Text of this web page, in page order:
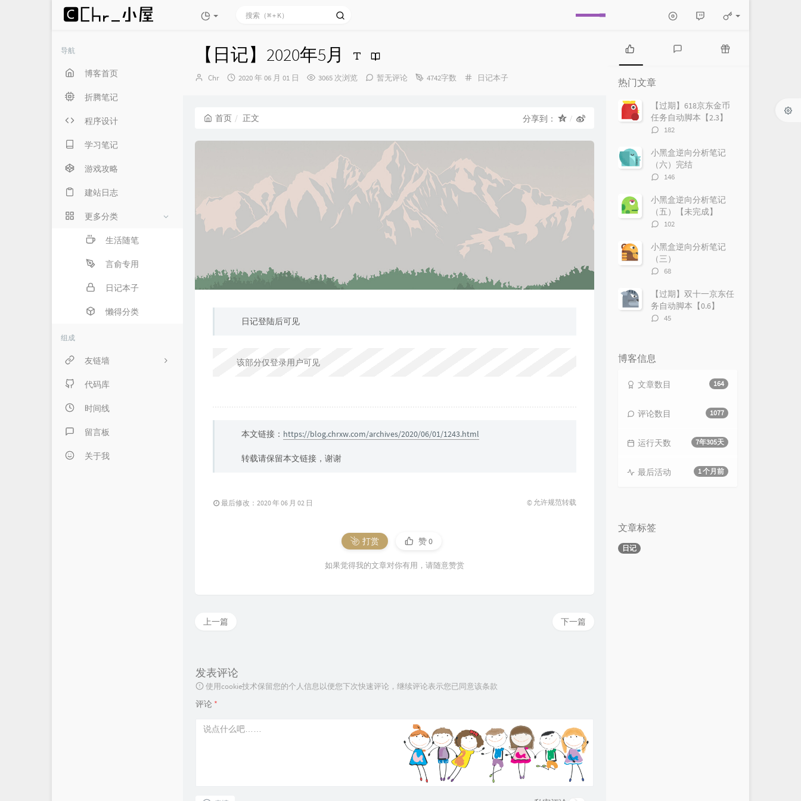
导航
博客首页
折腾笔记
程序设计
学习笔记
游戏攻略
建站日志
更多分类
生活随笔
言俞专用
日记本子
懒得分类
组成
友链墙
内页链接 & 友链申请
FANTASY博客
伍言Blog
Albert's Blog
代码库
时间线
留言板
关于我
【日记】2020年5月
博
Chr
发
2020 年 06 月 01 日 3065 次浏览 暂无评论 4742字数
分
日记本子
首页 正文 分享到：
日记登陆后可见
该部分仅登录用户可见
本文链接： https://blog.chrxw.com/archives/2020/06/01/1243.html
转载请保留本文链接，谢谢
最后修改：2020 年 06 月 02 日 © 允许规范转载
打赏 赞0
如果觉得我的文章对你有用，请随意赞赏
下一篇
上一篇
发表评论
使用cookie技术保留您的个人信息以便您下次快速评论，继续评论表示您已同意该条款
评论 *
热
门
文
章
论
章
热门文章
【过期】618京东金币
任务自动脚本【2.3】
评
数：
182
小黑盒逆向分析笔记
（六）完结
评
数：
146
小黑盒逆向分析笔记
（五）【未完成】
评
数：
102
小黑盒逆向分析笔记
（三）
评
数：
68
【过期】双十一京东任
务自动脚本【0.6】
评
45
博客信息
164
文章数目
1077
评论数目
7年305天
运行天数
1 个月前
最后活动
文章标签
日记